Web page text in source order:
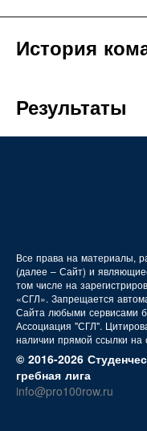
История
Результаты
Все права на материалы,
(далее – Сайт) и
том числе на
«СГЛ». Запрещается
Сайта любыми сервисами
Ассоциация "СГЛ".
наличии прямой ссылки на
© 2016-2026
гребная лига
info@pro100row.ru